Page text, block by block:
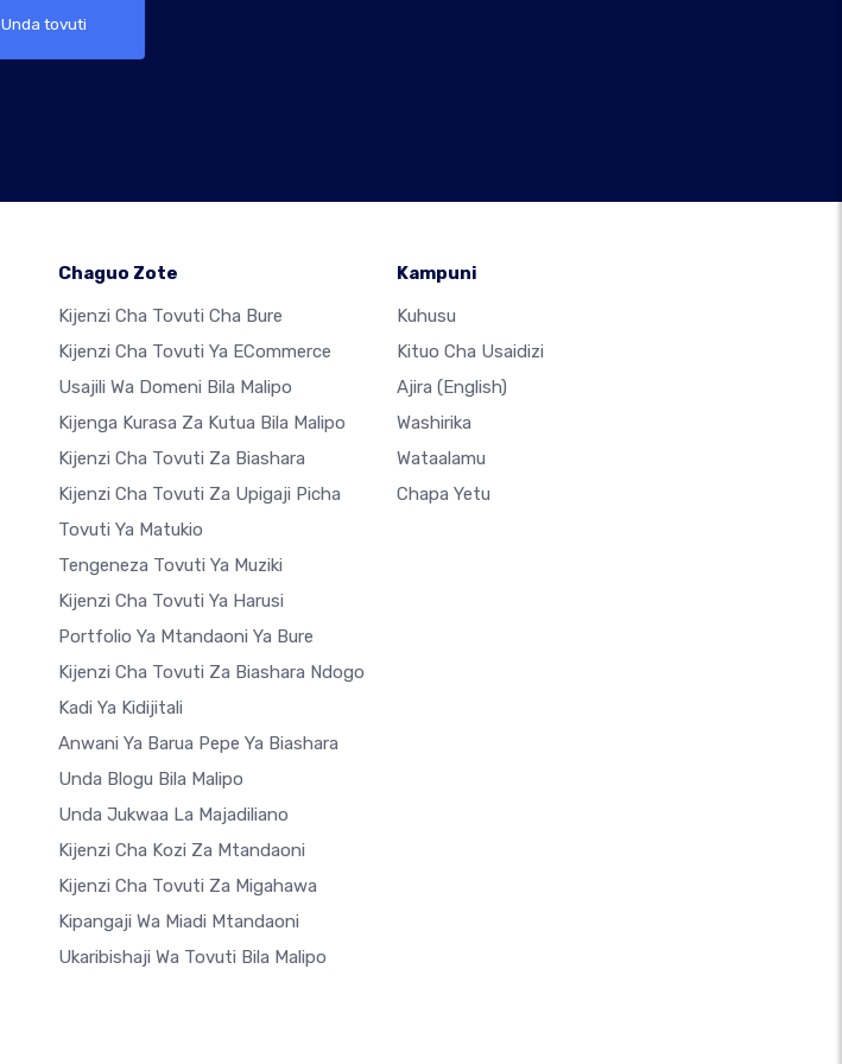
Unda tovuti
Chaguo Zote
Kijenzi Cha Tovuti Cha Bure
Kijenzi Cha Tovuti Ya ECommerce
Usajili Wa Domeni Bila Malipo
Kijenga Kurasa Za Kutua Bila Malipo
Kijenzi Cha Tovuti Za Biashara
Kijenzi Cha Tovuti Za Upigaji Picha
Tovuti Ya Matukio
Tengeneza Tovuti Ya Muziki
Kijenzi Cha Tovuti Ya Harusi
Portfolio Ya Mtandaoni Ya Bure
Kijenzi Cha Tovuti Za Biashara Ndogo
Kadi Ya Kidijitali
Anwani Ya Barua Pepe Ya Biashara
Unda Blogu Bila Malipo
Unda Jukwaa La Majadiliano
Kijenzi Cha Kozi Za Mtandaoni
Kijenzi Cha Tovuti Za Migahawa
Kipangaji Wa Miadi Mtandaoni
Ukaribishaji Wa Tovuti Bila Malipo
Kampuni
Kuhusu
Kituo Cha Usaidizi
Ajira (English)
Washirika
Wataalamu
Chapa Yetu